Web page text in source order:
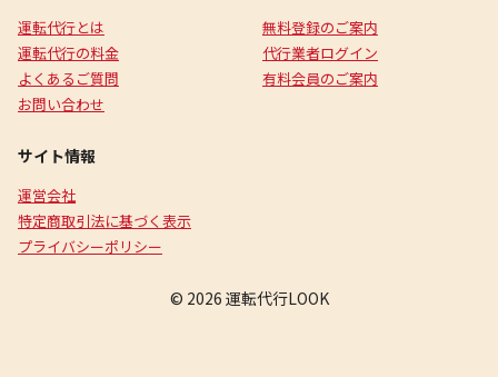
運転代行とは
運転代行の料金
よくあるご質問
お問い合わせ
無料登録のご案内
代行業者ログイン
有料会員のご案内
サイト情報
運営会社
特定商取引法に基づく表示
プライバシーポリシー
© 2026 運転代行LOOK